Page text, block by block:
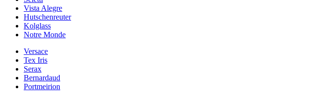
Vista Alegre
Hutschenreuter
Kolglass
Notre Monde
Versace
Tex Iris
Serax
Bernardaud
Portmeirion